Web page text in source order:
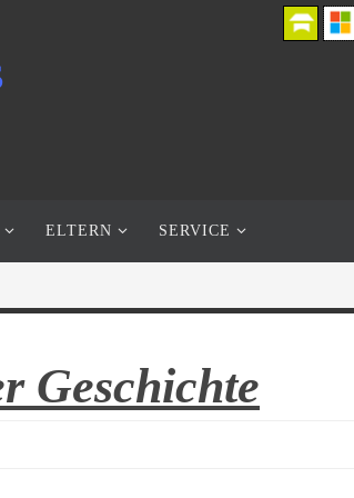
ELTERN SERVICE
Geschichte